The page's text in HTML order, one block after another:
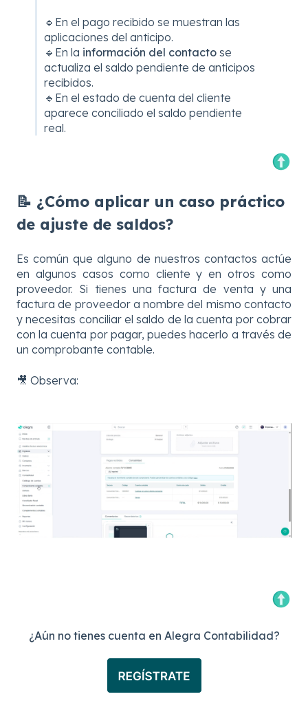
🔹En el pago recibido se muestran las
aplicaciones del anticipo.
🔹En la información del contacto se
actualiza el saldo pendiente de anticipos
recibidos.
🔹En el estado de cuenta del cliente
aparece conciliado el saldo pendiente
real.
📝 ¿Cómo aplicar un caso práctico
de ajuste de saldos?
Es común que alguno de nuestros contactos actúe
en algunos casos como cliente y en otros como
proveedor. Si tienes una factura de venta y una
factura de proveedor a nombre del mismo contacto
y necesitas conciliar el saldo de la cuenta por cobrar
con la cuenta por pagar, puedes hacerlo a través de
un comprobante contable.
🎥 Observa:
¿Aún no tienes cuenta en Alegra Contabilidad?